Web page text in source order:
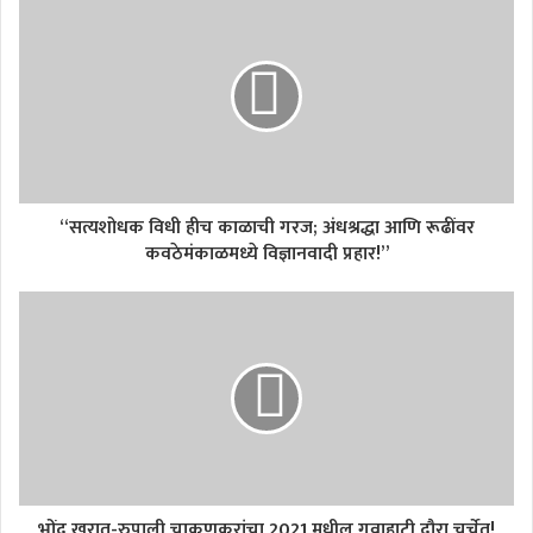
“सत्यशोधक विधी हीच काळाची गरज; अंधश्रद्धा आणि रूढींवर
कवठेमंकाळमध्ये विज्ञानवादी प्रहार!”